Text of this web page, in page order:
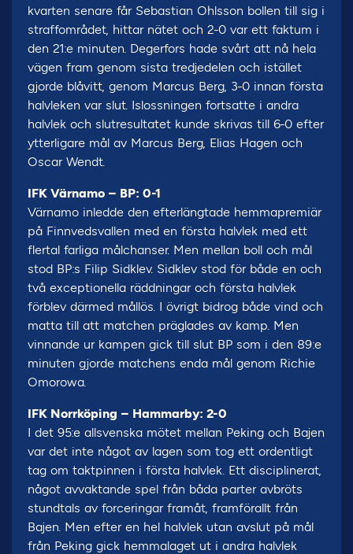
kvarten senare får Sebastian Ohlsson bollen till sig i
straffområdet, hittar nätet och 2-0 var ett faktum i
den 21:e minuten. Degerfors hade svårt att nå hela
vägen fram genom sista tredjedelen och istället
gjorde blåvitt, genom Marcus Berg, 3-0 innan första
halvleken var slut. Islossningen fortsatte i andra
halvlek och slutresultatet kunde skrivas till 6-0 efter
ytterligare mål av Marcus Berg, Elias Hagen och
Oscar Wendt.
IFK Värnamo – BP: 0-1
Värnamo inledde den efterlängtade hemmapremiär
på Finnvedsvallen med en första halvlek med ett
flertal farliga målchanser. Men mellan boll och mål
stod BP:s Filip Sidklev. Sidklev stod för både en och
två exceptionella räddningar och första halvlek
förblev därmed mållös. I övrigt bidrog både vind och
matta till att matchen präglades av kamp. Men
vinnande ur kampen gick till slut BP som i den 89:e
minuten gjorde matchens enda mål genom Richie
Omorowa.
IFK Norrköping – Hammarby: 2-0
I det 95:e allsvenska mötet mellan Peking och Bajen
var det inte något av lagen som tog ett ordentligt
tag om taktpinnen i första halvlek. Ett disciplinerat,
något avvaktande spel från båda parter avbröts
stundtals av forceringar framåt, framförallt från
Bajen. Men efter en hel halvlek utan avslut på mål
från Peking gick hemmalaget ut i andra halvlek